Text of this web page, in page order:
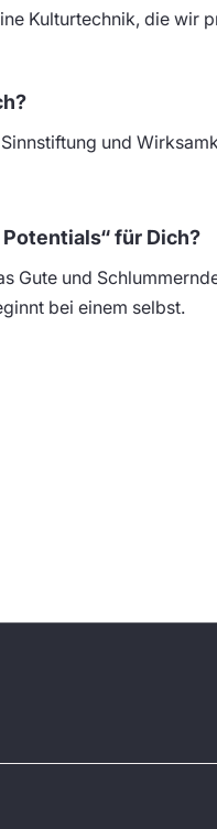
Kulturtechnik, die wir
und
für Dich?
Gute und
bei einem selbst.